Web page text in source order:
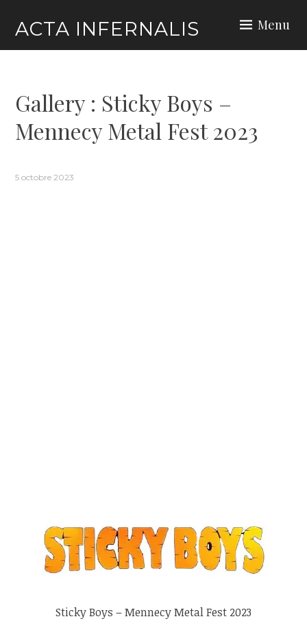
content
ACTA INFERNALIS Menu
Gallery : Sticky Boys –
Mennecy Metal Fest 2023
5 octobre 2023
Sticky Boys – Mennecy Metal Fest 2023